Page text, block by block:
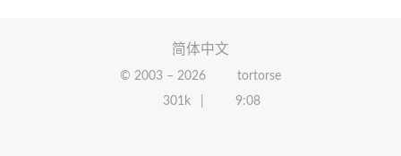
简体中文
© 2003 – 2026
tortorse
301k
9:08